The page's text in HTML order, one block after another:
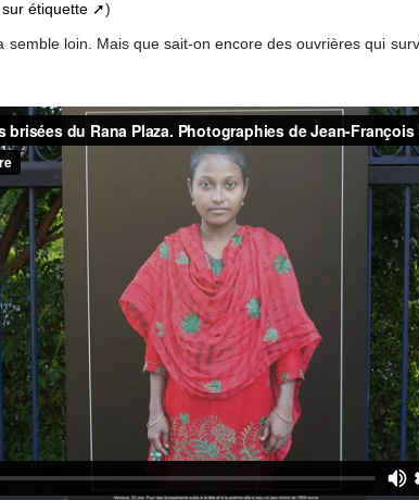
sur étiquette
)
loin. Mais que sait-on encore des ouvrières qui